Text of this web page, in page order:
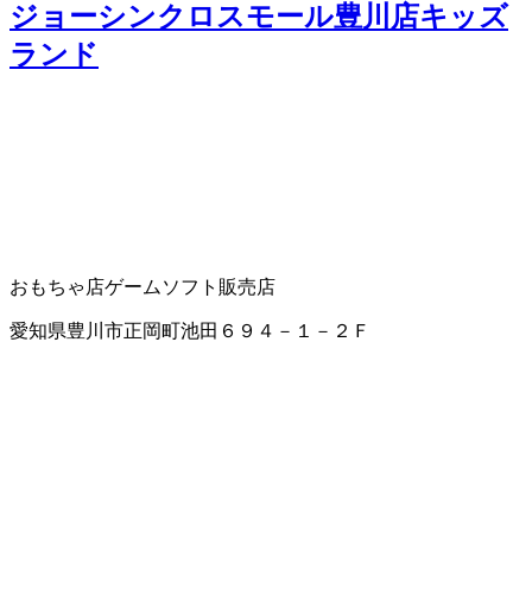
ジョーシンクロスモール豊川店キッズ
ランド
おもちゃ店ゲームソフト販売店
愛知県豊川市正岡町池田６９４－１－２Ｆ